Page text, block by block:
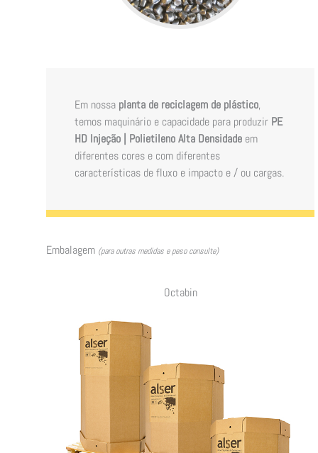
Em nossa planta de reciclagem de plástico,
temos maquinário e capacidade para produzir PE
HD Injeção | Polietileno Alta Densidade em
diferentes cores e com diferentes
características de fluxo e impacto e / ou cargas.
Embalagem (para outras medidas e peso consulte)
Octabin